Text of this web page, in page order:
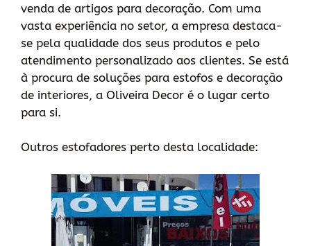
venda de artigos para decoração. Com uma
vasta experiência no setor, a empresa destaca-
se pela qualidade dos seus produtos e pelo
atendimento personalizado aos clientes. Se está
à procura de soluções para estofos e decoração
de interiores, a Oliveira Decor é o lugar certo
para si.
Outros estofadores perto desta localidade: